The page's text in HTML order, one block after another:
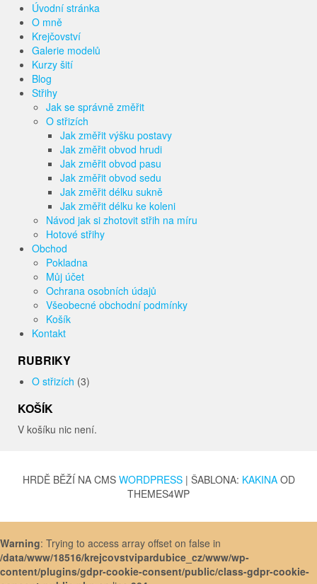
Úvodní stránka
O mně
Krejčovství
Galerie modelů
Kurzy šití
Blog
Střihy
Jak se správně změřit
O střizích
Jak změřit výšku postavy
Jak změřit obvod hrudi
Jak změřit obvod pasu
Jak změřit obvod sedu
Jak změřit délku sukně
Jak změřit délku ke koleni
Návod jak si zhotovit střih na míru
Hotové střihy
Obchod
Pokladna
Můj účet
Ochrana osobních údajů
Všeobecné obchodní podmínky
Košík
Kontakt
RUBRIKY
O střizích (3)
KOŠÍK
V košíku nic není.
HRDĚ BĚŽÍ NA CMS WORDPRESS | ŠABLONA: KAKINAOD
THEMES4WP
Warning: Trying to access array offset on false in
/data/www/18516/krejcovstvipardubice_cz/www/wp-
content/plugins/gdpr-cookie-consent/public/class-gdpr-cookie-